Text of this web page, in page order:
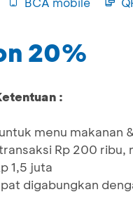
20%
:
menu makanan
Rp 200 ribu,
1,5 juta
digabungkan